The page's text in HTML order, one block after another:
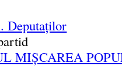
Deputaților
MIȘCAREA